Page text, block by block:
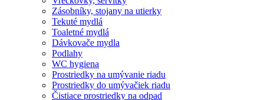
Zásobníky, stojany na utierky
Tekuté mydlá
Toaletné mydlá
Dávkovače mydla
Podlahy
WC hygiena
Prostriedky na umývanie riadu
Prostriedky do umývačiek riadu
Čistiace prostriedky na odpad